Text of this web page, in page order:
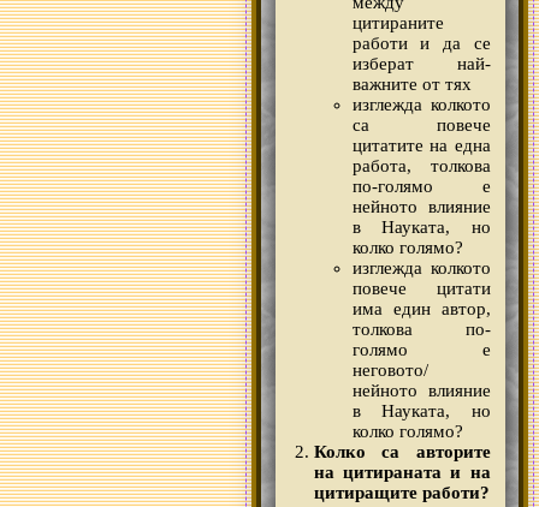
цитираните
работи и да се
изберат най-
важните от тях
изглежда колкото
са повече
цитатите на една
работа, толкова
по-голямо е
нейното влияние
в Науката, но
колко голямо?
изглежда колкото
повече цитати
има един автор,
толкова по-
голямо е
неговото/
нейното влияние
в Науката, но
колко голямо?
Колко са авторите
на цитираната и на
цитиращите работи?